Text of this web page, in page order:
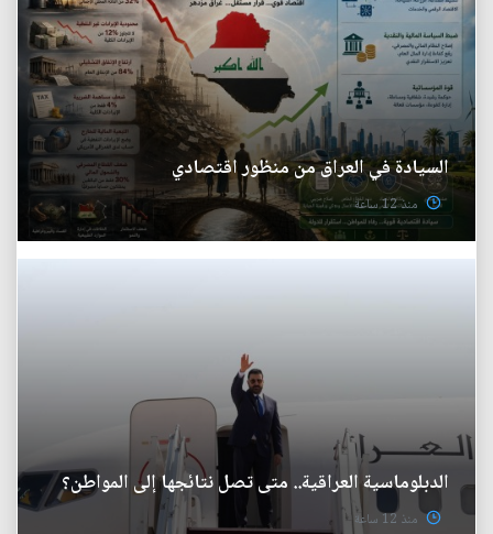
السيادة في العراق من منظور اقتصادي
منذ 12 ساعة
الدبلوماسية العراقية.. متى تصل نتائجها إلى المواطن؟
منذ 12 ساعة